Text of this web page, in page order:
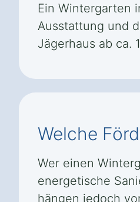
Ein Wintergarten
Ausstattung und
Jägerhaus ab ca.
Welche
Wer einen
energetische
hängen jedoch